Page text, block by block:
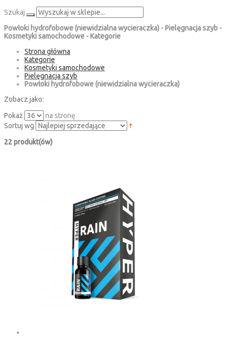
Szukaj
Powłoki hydrofobowe (niewidzialna wycieraczka) - Pielęgnacja szyb -
Kosmetyki samochodowe - Kategorie
Strona główna
Kategorie
Kosmetyki samochodowe
Pielęgnacja szyb
Powłoki hydrofobowe (niewidzialna wycieraczka)
Zobacz jako:
Pokaż
na stronę
Sortuj wg
22 produkt(ów)